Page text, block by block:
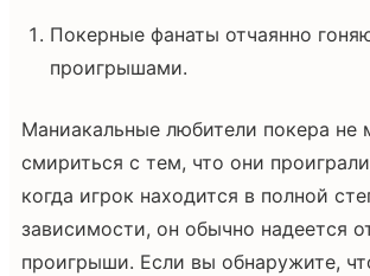
Покерные фанаты отчаянно
проигрышами.
Маниакальные любители покера не
смириться с тем, что они
когда игрок находится в полной
зависимости, он обычно надеется
проигрыши. Если вы обнаружите,